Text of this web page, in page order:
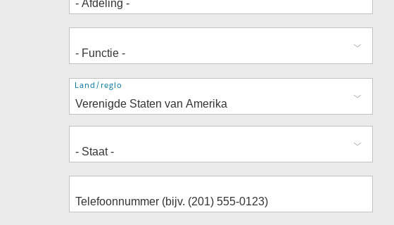
Adres
Land/regio